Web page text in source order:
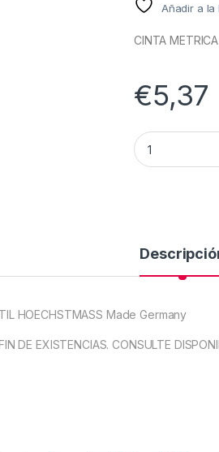
Añadir a la
CINTA
€5,37
CINTA
HOECHSTMASS Made Germany
DE EXISTENCIAS. CONSULTE